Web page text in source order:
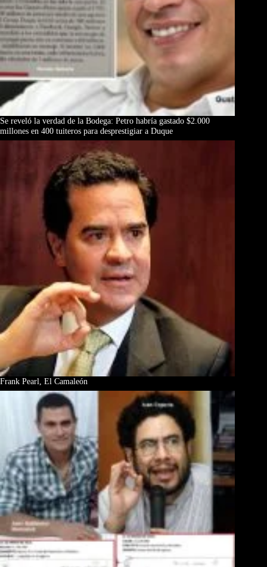
Se reveló la verdad de la Bodega: Petro habría gastado $2.000
millones en 400 tuiteros para desprestigiar a Duque
Frank Pearl, El Camaleón